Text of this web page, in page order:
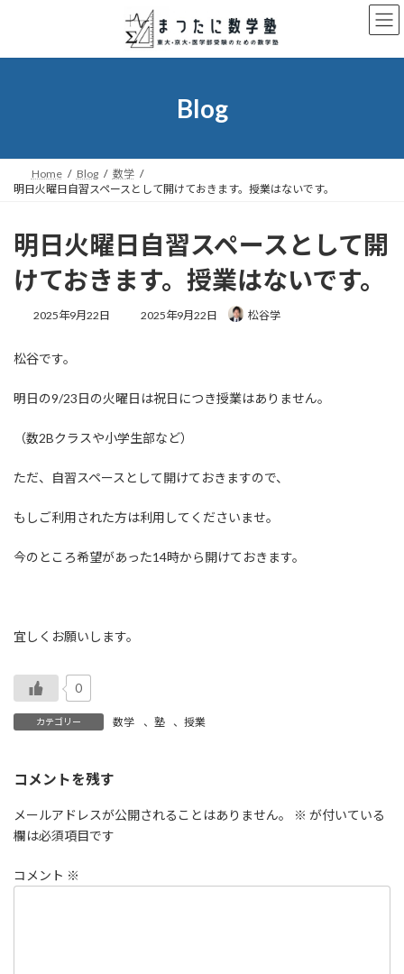
ン
ー
Blog
Home Blog
数学
明日火曜日自習スペースとして開けておきます。授業はないです。
明日火曜日自習スペースとして開
けておきます。授業はないです。
2025年9月22日
最
時
:
2025年9月22日 松谷学
松谷です。
明日の9/23日の火曜日は祝日につき授業はありません。
（数2Bクラスや小学生部など）
ただ、自習スペースとして開けておきますので、
もしご利用された方は利用してくださいませ。
今のところ希望があった14時から開けておきます。
宜しくお願いします。
0
カテゴリー 数学 、 塾 、授業
コメントを残す
メールアドレスが公開されることはありません。 ※ が付いている
欄は必須項目です
コメント ※